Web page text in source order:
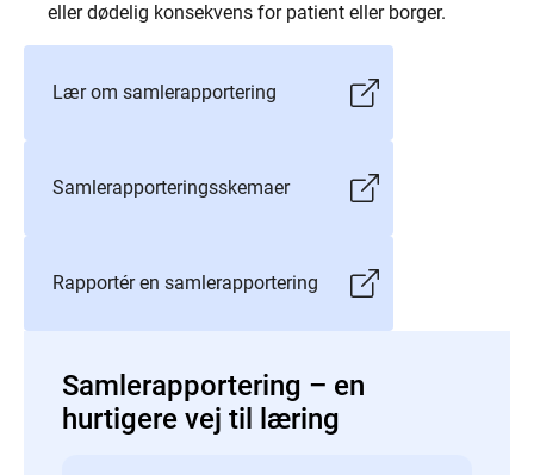
eller dødelig konsekvens for patient eller borger.
Lær om samlerapportering
Samlerapporteringsskemaer
Rapportér en samlerapportering
Samlerapportering – en
hurtigere vej til læring